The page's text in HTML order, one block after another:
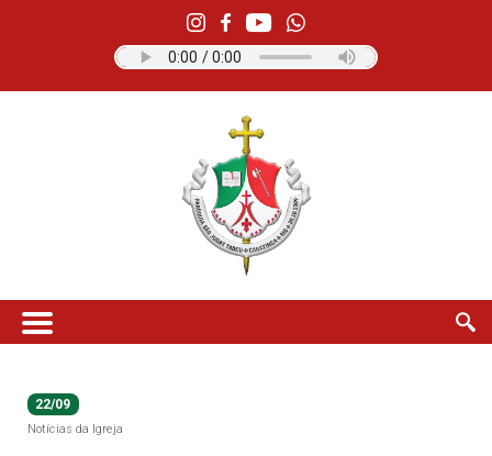
22/09
Notícias da Igreja